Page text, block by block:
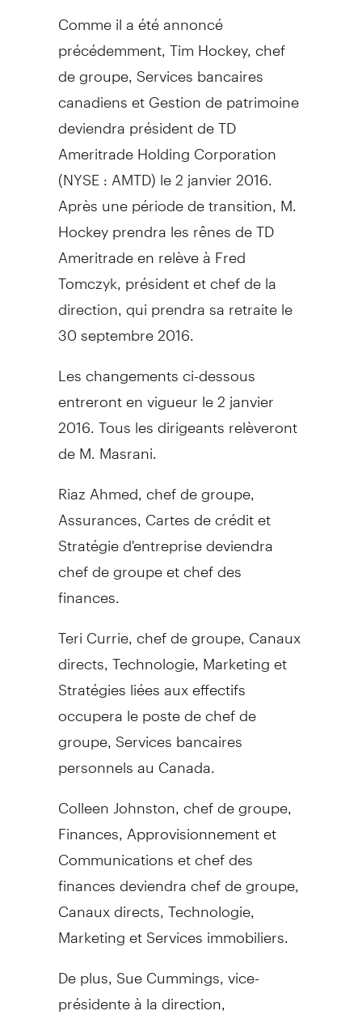
Comme il a été annoncé
précédemment, Tim Hockey, chef
de groupe, Services bancaires
canadiens etGestion depatrimoine
deviendra président de TD
Ameritrade Holding Corporation
(NYSE : AMTD) le 2 janvier 2016.
Après une période de transition, M.
Hockey prendra les rênes de TD
Ameritrade en relève àFred
Tomczyk , président et chef de la
direction, qui prendra sa retraite le
30 septembre 2016.
Les changements ci-dessous
entreront en vigueur le 2 janvier
2016. Tous les dirigeants relèveront
de M. Masrani.
Riaz Ahmed , chef de groupe,
Assurances, Cartes de crédit et
Stratégie d'entreprise deviendra
chef de groupe et chef des
finances.
Teri Currie, chef de groupe, Canaux
directs, Technologie, Marketing et
Stratégies liées aux effectifs
occupera le poste de chef de
groupe, Services bancaires
personnels au Canada
Colleen Johnston , chef de groupe,
Finances, Approvisionnement et
Communications et chef des
finances deviendra chef de groupe,
Canaux directs, Technologie,
Marketing et Services immobiliers.
De plus, Sue Cummings , vice-
présidente à la direction,